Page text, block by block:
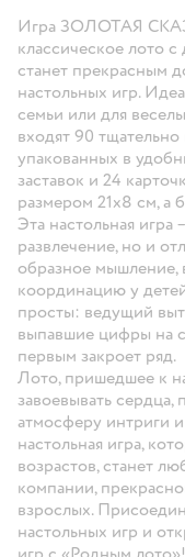
Игра ЗОЛОТАЯ
классическое лото
станет прекрасным
настольных игр.
семьи или для
входят 90
упакованных в
заставок и 24
размером 21x8 см, а
Эта настольная игра
развлечение, но и
образное
координацию у
просты: ведущий
выпавшие цифры на
первым закроет ряд.
Лото, пришедшее к
завоевывать сердца,
атмосферу интриги
настольная игра,
возрастов, станет
компании,
взрослых.
настольных игр и